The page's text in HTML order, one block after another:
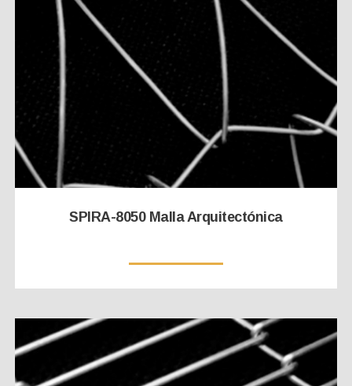
SPIRA-8050 Malla Arquitectónica